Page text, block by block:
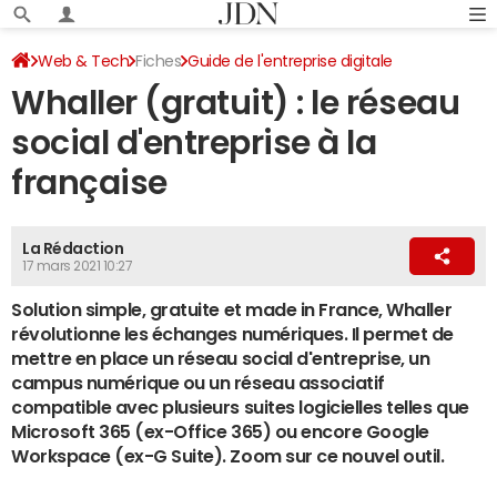
Web & Tech Fiches Guide de l'entreprise digitale
Suites et outils collaboratifs
Whaller (gratuit) : le réseau
social d'entreprise à la
française
La Rédaction
17 mars 2021 10:27
Solution simple, gratuite et made in France, Whaller
révolutionne les échanges numériques. Il permet de
mettre en place un réseau social d'entreprise, un
campus numérique ou un réseau associatif
compatible avec plusieurs suites logicielles telles que
Microsoft 365 (ex-Office 365) ou encore Google
Workspace (ex-G Suite). Zoom sur ce nouvel outil.